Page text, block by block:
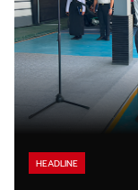
HEADLINE